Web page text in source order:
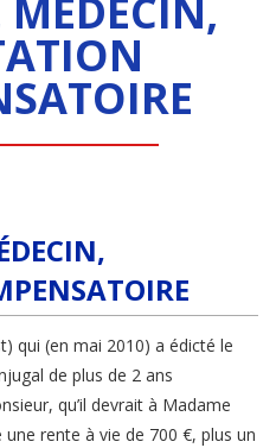
MÉDECIN,
qui (en mai 2010) a édicté le
de plus de 2 ans
qu’il devrait à Madame
rente à vie de 700 €, plus un